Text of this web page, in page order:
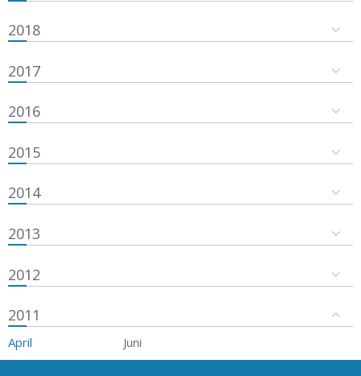
2018
2017
2016
2015
2014
2013
2012
2011
April Juni